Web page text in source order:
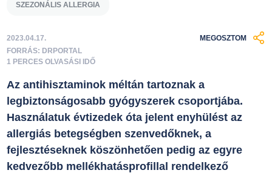
SZEZONÁLIS ALLERGIA
2023.04.17.
FORRÁS: DRPORTAL
1 PERCES OLVASÁSI IDŐ
MEGOSZTOM
Az antihisztaminok méltán tartoznak a
legbiztonságosabb gyógyszerek csoportjába.
Használatuk évtizedek óta jelent enyhülést az
allergiás betegségben szenvedőknek, a
fejlesztéseknek köszönhetően pedig az egyre
kedvezőbb mellékhatásprofillal rendelkező